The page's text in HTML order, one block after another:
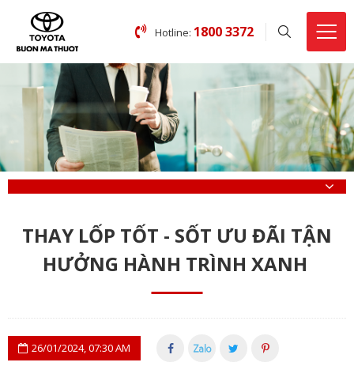
Hotline: 1800 3372
THAY LỐP TỐT - SỐT ƯU ĐÃI TẬN
HƯỞNG HÀNH TRÌNH XANH
26/01/2024, 07:30 AM